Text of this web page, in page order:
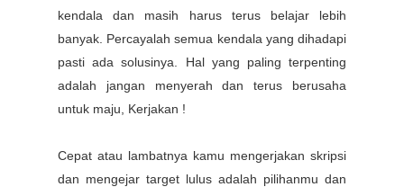
kendala dan masih harus terus belajar lebih
banyak. Percayalah semua kendala yang dihadapi
pasti ada solusinya. Hal yang paling terpenting
adalah jangan menyerah dan terus berusaha
untuk maju, Kerjakan !
Cepat atau lambatnya kamu mengerjakan skripsi
dan mengejar target lulus adalah pilihanmu dan